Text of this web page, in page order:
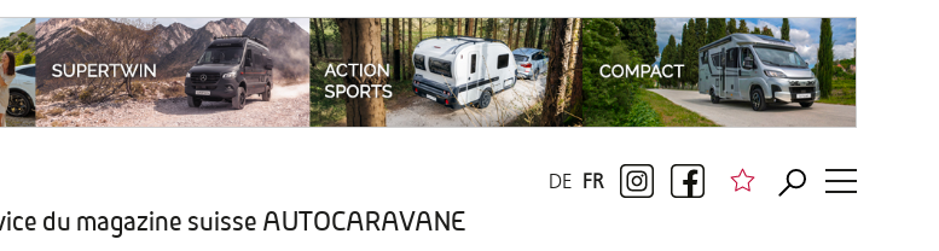
du magazine suisse AUTOCARAVANE
FR
DE